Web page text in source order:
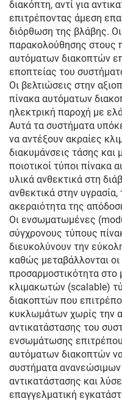
διακόπτη, αντί για
επιτρέποντας άμεση
διόρθωση της βλάβης.
παρακολούθησης στους
αυτόματων διακοπτών
εποπτείας του
Οι βελτιώσεις στην
πίνακα αυτόματων
ηλεκτρική παροχή με
Αυτά τα συστήματα
να αντέξουν ακραίες
διακυμάνσεις τάσης και
ποιοτικοί τύποι πίνακα
υλικά ανθεκτικά στη
ανθεκτικά στην
ακεραιότητα της
Οι ενσωματωμένες
σύγχρονους τύπους
διευκολύνουν την
καθώς μεταβάλλονται
προσαρμοστικότητα στο
κλιμακωτών (scalable)
διακοπτών που
κυκλωμάτων χωρίς την
αντικατάστασης του
ενσωμάτωσης
αυτόματων διακοπτών
συστήματα ανανεώσιμων
αντικατάστασης και
επαγγελματική